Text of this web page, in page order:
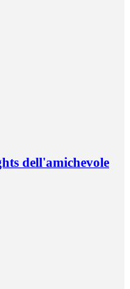
dell'amichevole